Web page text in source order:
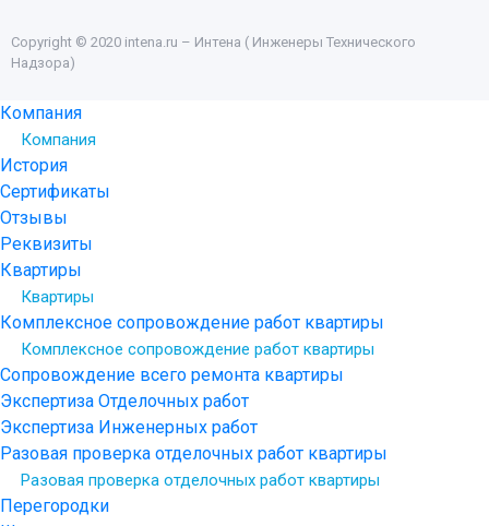
Copyright © 2020 intena.ru – Интена ( Инженеры Технического
Надзора)
Компания
Компания
История
Сертификаты
Отзывы
Реквизиты
Квартиры
Квартиры
Комплексное сопровождение работ квартиры
Комплексное сопровождение работ квартиры
Сопровождение всего ремонта квартиры
Экспертиза Отделочных работ
Экспертиза Инженерных работ
Разовая проверка отделочных работ квартиры
Разовая проверка отделочных работ квартиры
Перегородки